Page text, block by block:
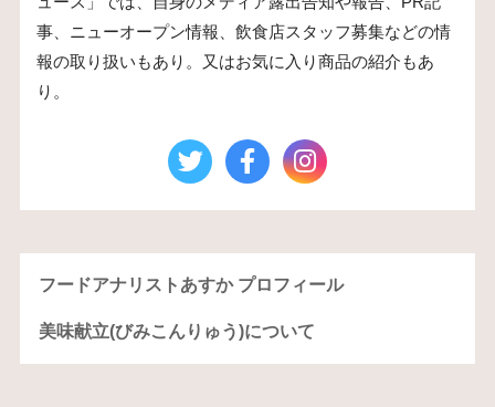
事、ニューオープン情報、飲食店スタッフ募集などの情
報の取り扱いもあり。又はお気に入り商品の紹介もあ
り。
フードアナリストあすか プロフィール
美味献立(びみこんりゅう)について